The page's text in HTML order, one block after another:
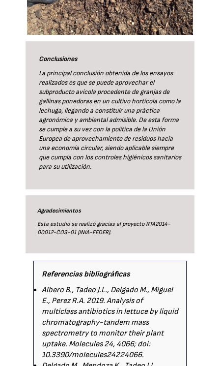
Conclusiones
La principal conclusión obtenida de los ensayos
realizados es que se puede aprovechar el
subproducto avícola procedente de granjas de
gallinas ponedoras en un cultivo hortícola como la
lechuga, llegando a constituir una práctica
agronómica y ambiental admisible. De esta forma
se cumple a su vez con la política de la Unión
Europea de aprovechamiento de residuos hacia
una economía circular, siendo aplicable siempre
que cumpla con los controles higiénicos sanitarios
para su utilización.
Agradecimientos
Este estudio se realizó gracias al proyecto RTA2014-
00012-CO3-01 (INIA-FEDER).
Referencias bibliográficas
Albero B., Tadeo J.L., Delgado M., Miguel
E., Perez R.A. 2019. Analysis of
multiclass antibiotics in lettuce by liquid
chromatography-tandem mass
spectrometry to monitor their plant
uptake. Molecules 24, 4066; doi:
10.3390/molecules24224066.